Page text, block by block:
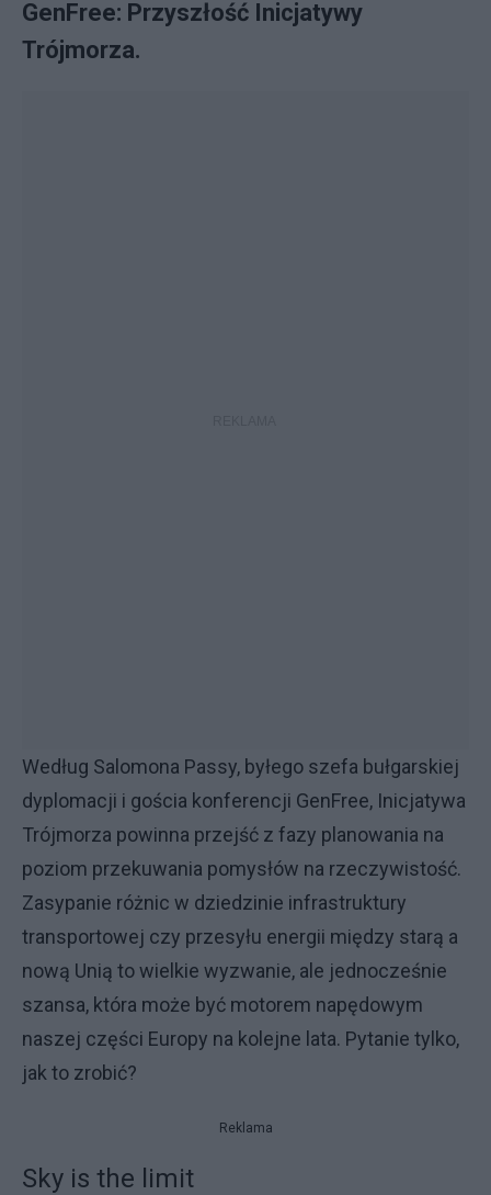
GenFree: Przyszłość Inicjatywy
Trójmorza.
Według Salomona Passy, byłego szefa bułgarskiej
dyplomacji i gościa konferencji GenFree, Inicjatywa
Trójmorza powinna przejść z fazy planowania na
poziom przekuwania pomysłów na rzeczywistość.
Zasypanie różnic w dziedzinie infrastruktury
transportowej czy przesyłu energii między starą a
nową Unią to wielkie wyzwanie, ale jednocześnie
szansa, która może być motorem napędowym
naszej części Europy na kolejne lata. Pytanie tylko,
jak to zrobić?
Reklama
Sky is the limit